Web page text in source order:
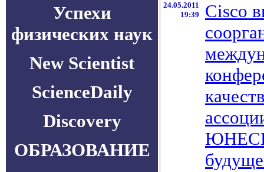
Успехи
физических наук
New Scientist
ScienceDaily
Discovery
ОБРАЗОВАНИЕ
24.05.2011
19:39
Cisco